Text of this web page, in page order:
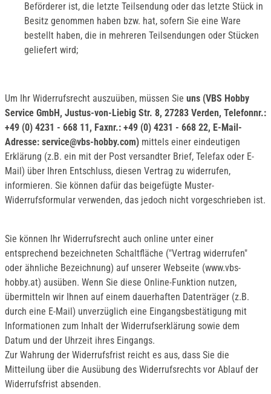
Beförderer ist, die letzte Teilsendung oder das letzte Stück in
Besitz genommen haben bzw. hat, sofern Sie eine Ware
bestellt haben, die in mehreren Teilsendungen oder Stücken
geliefert wird;
Um Ihr Widerrufsrecht auszuüben, müssen Sie uns (VBS Hobby
Service GmbH, Justus-von-Liebig Str. 8, 27283 Verden, Telefonnr.:
+49 (0) 4231 - 668 11, Faxnr.: +49 (0) 4231 - 668 22, E-Mail-
Adresse: service@vbs-hobby.com) mittels einer eindeutigen
Erklärung (z.B. ein mit der Post versandter Brief, Telefax oder E-
Mail) über Ihren Entschluss, diesen Vertrag zu widerrufen,
informieren. Sie können dafür das beigefügte Muster-
Widerrufsformular verwenden, das jedoch nicht vorgeschrieben ist.
Sie können Ihr Widerrufsrecht auch online unter einer
entsprechend bezeichneten Schaltfläche ("Vertrag widerrufen"
oder ähnliche Bezeichnung) auf unserer Webseite (www.vbs-
hobby.at) ausüben. Wenn Sie diese Online-Funktion nutzen,
übermitteln wir Ihnen auf einem dauerhaften Datenträger (z.B.
durch eine E-Mail) unverzüglich eine Eingangsbestätigung mit
Informationen zum Inhalt der Widerrufserklärung sowie dem
Datum und der Uhrzeit ihres Eingangs.
Zur Wahrung der Widerrufsfrist reicht es aus, dass Sie die
Mitteilung über die Ausübung des Widerrufsrechts vor Ablauf der
Widerrufsfrist absenden.